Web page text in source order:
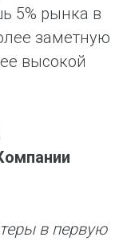
5% рынка в
заметную
высокой
в первую